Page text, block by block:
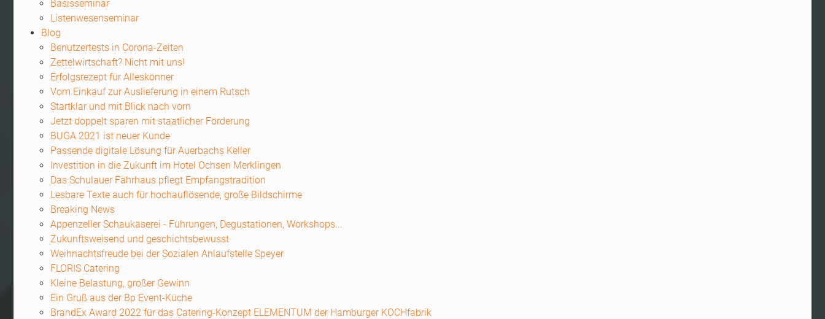
Basisseminar
Listenwesenseminar
Blog
Benutzertests in Corona-Zeiten
Zettelwirtschaft? Nicht mit uns!
Erfolgsrezept für Alleskönner
Vom Einkauf zur Auslieferung in einem Rutsch
Startklar und mit Blick nach vorn
Jetzt doppelt sparen mit staatlicher Förderung
BUGA 2021 ist neuer Kunde
Passende digitale Lösung für Auerbachs Keller
Investition in die Zukunft im Hotel Ochsen Merklingen
Das Schulauer Fährhaus pflegt Empfangstradition
Lesbare Texte auch für hochauflösende, große Bildschirme
Breaking News
Appenzeller Schaukäserei - Führungen, Degustationen, Workshops...
Zukunftsweisend und geschichtsbewusst
Weihnachtsfreude bei der Sozialen Anlaufstelle Speyer
FLORIS Catering
Kleine Belastung, großer Gewinn
Ein Gruß aus der Bp Event-Küche
BrandEx Award 2022 für das Catering-Konzept ELEMENTUM der Hamburger KOCHfabrik